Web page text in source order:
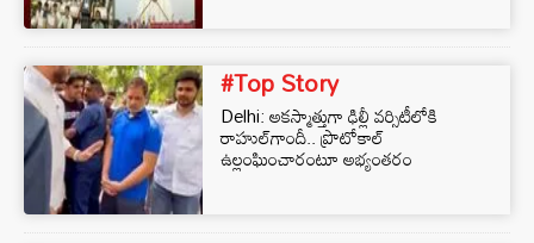
#Top Story
Delhi: అకస్మాత్తుగా ఢిల్లీ వర్సిటీలోకి
రాహుల్‌గాందీ.. ప్రొటోకాల్
ఉల్లంఘించారంటూ అభ్యంతరం